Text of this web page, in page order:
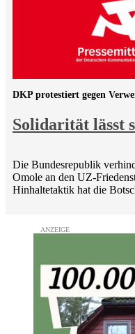
Solidarität lässt
DKP protestiert gegen
Die Bundesrepublik
Omole an den UZ-
Hinhaltetaktik hat die